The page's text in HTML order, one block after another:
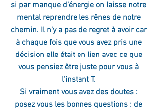
si par manque d'énergie on laisse notre
mental reprendre les rênes de notre
chemin. Il n'y a pas de regret à avoir car
à chaque fois que vous avez pris une
décision elle était en lien avec ce que
vous pensiez être juste pour vous à
l'instant T.
Si vraiment vous avez des doutes :
posez vous les bonnes questions : de